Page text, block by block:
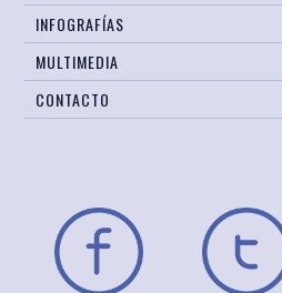
INFOGRAFÍAS
MULTIMEDIA
CONTACTO